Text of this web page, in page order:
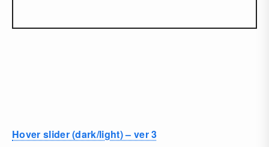
Hover slider (dark/light) – ver 3